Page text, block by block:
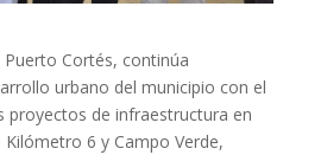
Cortés, continúa
urbano del municipio con el
proyectos de infraestructura en
6 y Campo Verde,